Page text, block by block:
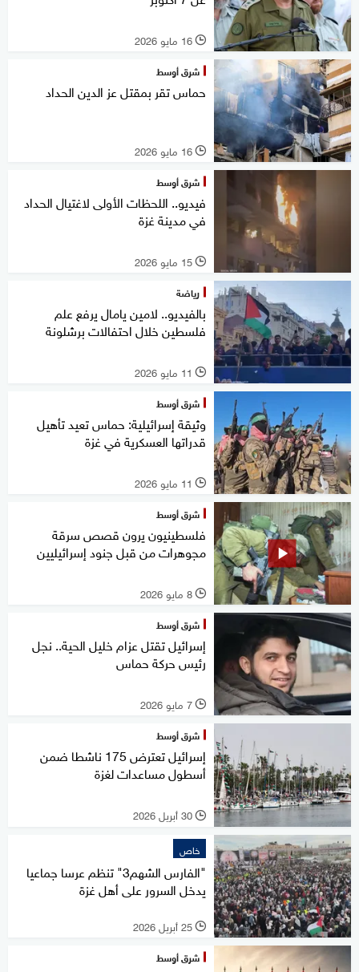
l 16 مايو 2026
شرق أوسط
حماس تقر بمقتل عز الدين الحداد
l 16 مايو 2026
شرق أوسط
فيديو.. اللحظات الأولى لاغتيال الحداد
في مدينة غزة
l 15 مايو 2026
رياضة
بالفيديو.. لامين يامال يرفع علم
فلسطين خلال احتفالات برشلونة
l 11 مايو 2026
شرق أوسط
وثيقة إسرائيلية: حماس تعيد تأهيل
قدراتها العسكرية في غزة
l 11 مايو 2026
شرق أوسط
فلسطينيون يرون قصص سرقة
مجوهرات من قبل جنود إسرائيليين
l 8 مايو 2026
شرق أوسط
إسرائيل تقتل عزام خليل الحية.. نجل
رئيس حركة حماس
l 7 مايو 2026
شرق أوسط
إسرائيل تعترض 175 ناشطا ضمن
أسطول مساعدات لغزة
l 30 أبريل 2026
خاص
"الفارس الشهم3" تنظم عرسا جماعيا
يدخل السرور على أهل غزة
l 25 أبريل 2026
شرق أوسط